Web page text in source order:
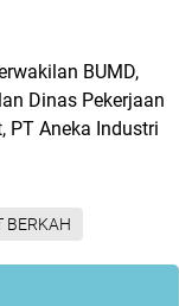
BUMD,
Dinas Pekerjaan
PT Aneka Industri
BERKAH